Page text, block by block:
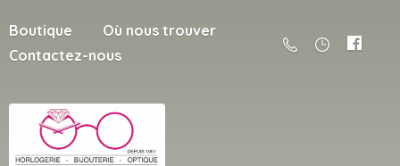
Boutique
Où nous trouver
Contactez-nous